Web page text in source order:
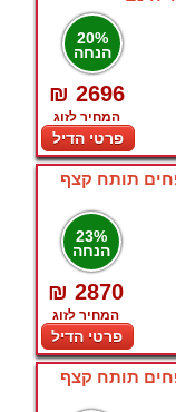
20%
הנחה
₪ 2696
המחיר לזוג
פרטי הדיל
תותח קצף
23%
הנחה
₪ 2870
המחיר לזוג
פרטי הדיל
תותח קצף